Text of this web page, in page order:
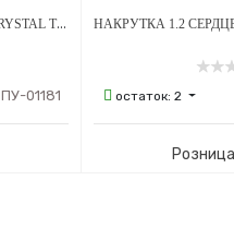
НАКРУТКА 1.2 АНАНАС STEEL CRYSTAL ТИТАН
ПУ-01181 остаток: 2
Розница